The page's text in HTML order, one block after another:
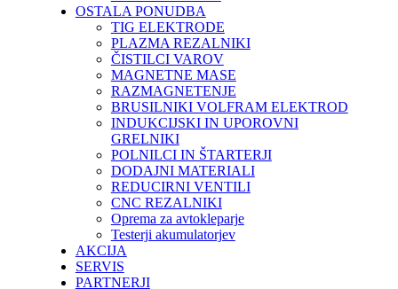
OSTALA PONUDBA
TIG ELEKTRODE
PLAZMA REZALNIKI
ČISTILCI VAROV
MAGNETNE MASE
RAZMAGNETENJE
BRUSILNIKI VOLFRAM ELEKTROD
INDUKCIJSKI IN UPOROVNI
GRELNIKI
POLNILCI IN ŠTARTERJI
DODAJNI MATERIALI
REDUCIRNI VENTILI
CNC REZALNIKI
Oprema za avtokleparje
Testerji akumulatorjev
AKCIJA
SERVIS
PARTNERJI